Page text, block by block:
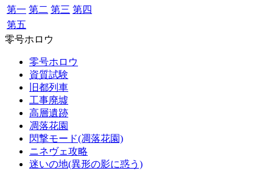
第一 第二 第三 第四
第五
零号ホロウ
零号ホロウ
資質試験
旧都列車
工事廃墟
高層遺跡
凋落花園
閃撃モード(凋落花園)
ニネヴェ攻略
迷いの地(異形の影に惑う)